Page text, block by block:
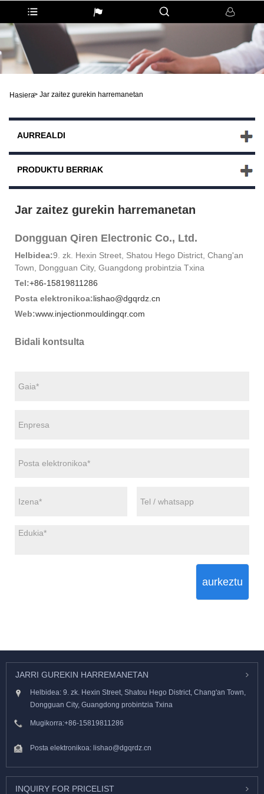
Hasiera> Jar zaitez gurekin harremanetan
AURREALDI
PRODUKTU BERRIAK
Jar zaitez gurekin harremanetan
Dongguan Qiren Electronic Co., Ltd.
Helbidea:9. zk. Hexin Street, Shatou Hego District, Chang'an
Town, Dongguan City, Guangdong probintzia Txina
Tel:+86-15819811286
Posta elektronikoa:lishao@dgqrdz.cn
Web:www.injectionmouldingqr.com
Bidali kontsulta
aurkeztu
JARRI GUREKIN HARREMANETAN
Helbidea: 9. zk. Hexin Street, Shatou Hego District, Chang'an Town,
Dongguan City, Guangdong probintzia Txina
Mugikorra:+86-15819811286
Posta elektronikoa: lishao@dgqrdz.cn
INQUIRY FOR PRICELIST